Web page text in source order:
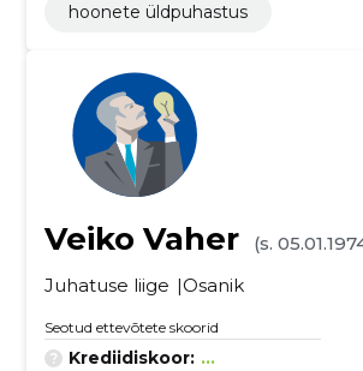
hoonete üldpuhastus
Veiko Vaher
(s.
Juhatuse liige
Osanik
Seotud ettevõtete skoorid
Krediidiskoor: ...